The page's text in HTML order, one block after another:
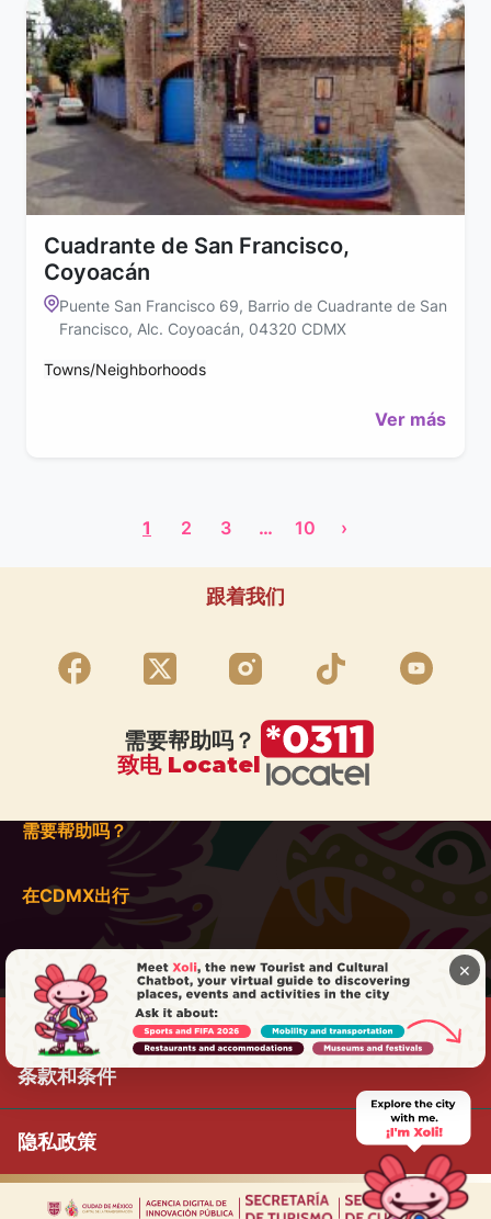
Cuadrante de San Francisco,
Coyoacán
Puente San Francisco 69, Barrio de Cuadrante de San
Francisco, Alc. Coyoacán, 04320 CDMX
Towns/Neighborhoods
Ver más
1 2 3 … 10 ›
跟着我们
需要帮助吗？
致电 Locatel
需要帮助吗？
在CDMX出行
条款和条件
隐私政策
|
×